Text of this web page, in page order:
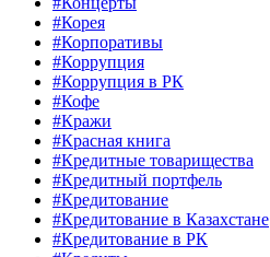
#Корея
#Корпоративы
#Коррупция
#Коррупция в РК
#Кофе
#Кражи
#Красная книга
#Кредитные товарищества
#Кредитный портфель
#Кредитование
#Кредитование в Казахстане
#Кредитование в РК